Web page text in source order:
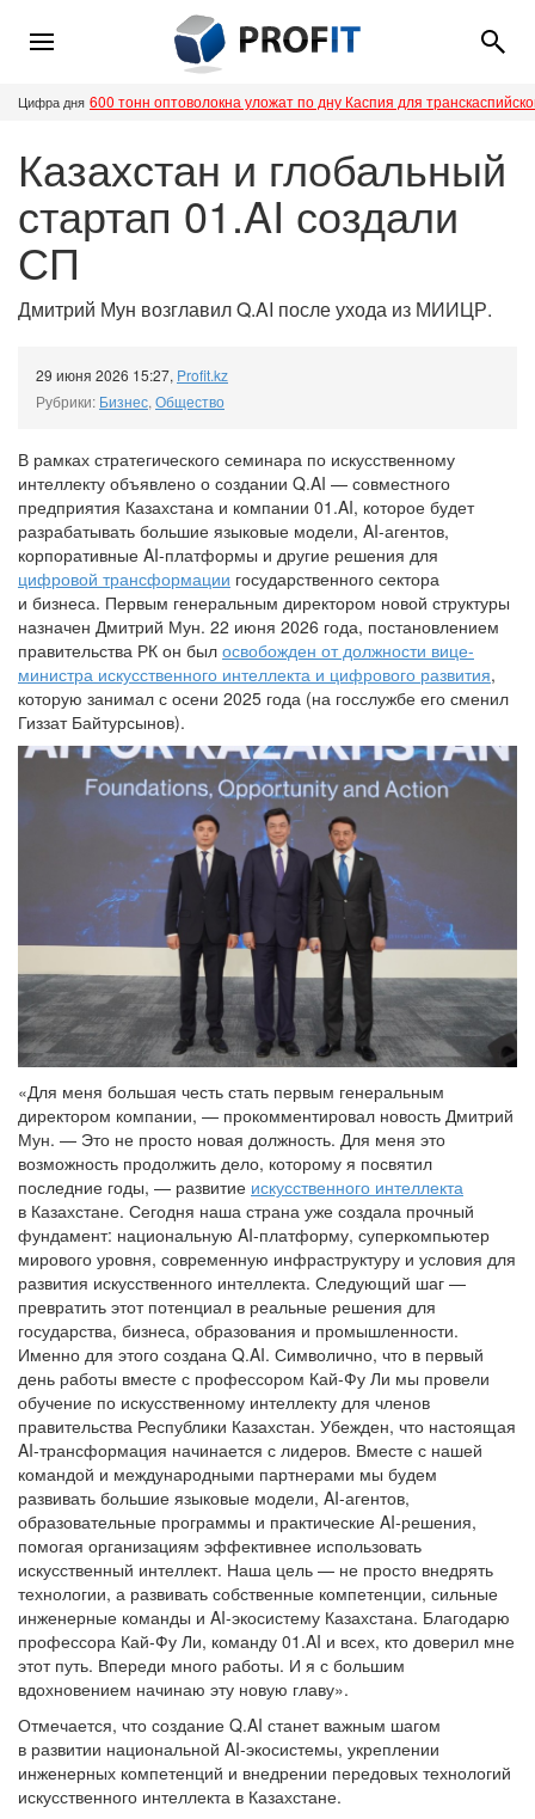
Цифра дня 600 тонн оптоволокна уложат по дну Каспия для
Казахстан и глобальный
стартап 01.AI создали
СП
Дмитрий Мун возглавил Q.AI после ухода из МИИЦР.
29 июня 2026 15:27, Profit.kz
Рубрики: Бизнес, Общество
В рамках стратегического семинара по искусственному
интеллекту объявлено о создании Q.AI — совместного
предприятия Казахстана и компании 01.AI, которое будет
разрабатывать большие языковые модели, AI-агентов,
корпоративные AI-платформы и другие решения для
цифровой трансформации государственного сектора
и бизнеса. Первым генеральным директором новой структуры
назначен Дмитрий Мун. 22 июня 2026 года, постановлением
правительства РК он был освобожден от должности вице-
министра искусственного интеллекта и цифрового развития,
которую занимал с осени 2025 года (на госслужбе его сменил
Гиззат Байтурсынов).
«Для меня большая честь стать первым генеральным
директором компании, — прокомментировал новость Дмитрий
Мун. — Это не просто новая должность. Для меня это
возможность продолжить дело, которому я посвятил
последние годы, — развитие искусственного интеллекта
в Казахстане. Сегодня наша страна уже создала прочный
фундамент: национальную AI-платформу, суперкомпьютер
мирового уровня, современную инфраструктуру и условия для
развития искусственного интеллекта. Следующий шаг —
превратить этот потенциал в реальные решения для
государства, бизнеса, образования и промышленности.
Именно для этого создана Q.AI. Символично, что в первый
день работы вместе с профессором Кай-Фу Ли мы провели
обучение по искусственному интеллекту для членов
правительства Республики Казахстан. Убежден, что настоящая
AI-трансформация начинается с лидеров. Вместе с нашей
командой и международными партнерами мы будем
развивать большие языковые модели, AI-агентов,
образовательные программы и практические AI-решения,
помогая организациям эффективнее использовать
искусственный интеллект. Наша цель — не просто внедрять
технологии, а развивать собственные компетенции, сильные
инженерные команды и AI-экосистему Казахстана. Благодарю
профессора Кай-Фу Ли, команду 01.AI и всех, кто доверил мне
этот путь. Впереди много работы. И я с большим
вдохновением начинаю эту новую главу».
Отмечается, что создание Q.AI станет важным шагом
в развитии национальной AI-экосистемы, укреплении
инженерных компетенций и внедрении передовых технологий
искусственного интеллекта в Казахстане.